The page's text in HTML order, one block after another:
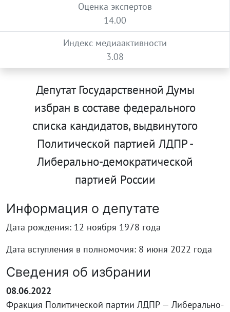
Оценка экспертов
14.00
Индекс медиаактивности
3.08
Депутат Государственной Думы
избран в составе федерального
списка кандидатов, выдвинутого
Политической партией ЛДПР -
Либерально-демократической
партией России
Информация о депутате
Дата рождения: 12 ноября 1978 года
Дата вступления в полномочия: 8 июня 2022 года
Сведения об избрании
08.06.2022
Фракция Политической партии ЛДПР — Либерально-